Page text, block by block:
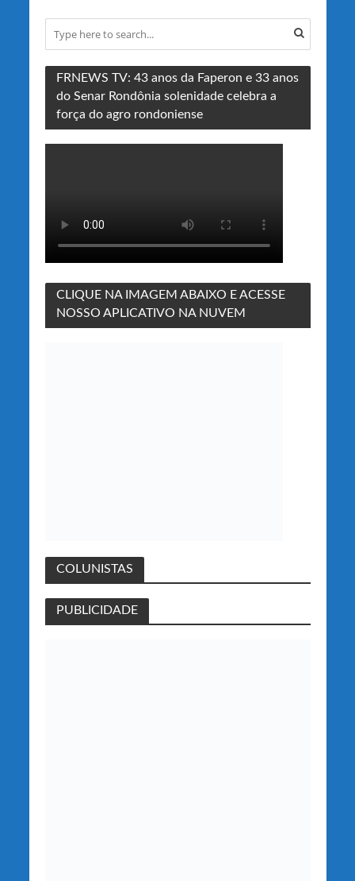
FRNEWS TV: 43 anos da Faperon e 33 anos
do Senar Rondônia solenidade celebra a
força do agro rondoniense
CLIQUE NA IMAGEM ABAIXO E ACESSE
NOSSO APLICATIVO NA NUVEM
COLUNISTAS
PUBLICIDADE